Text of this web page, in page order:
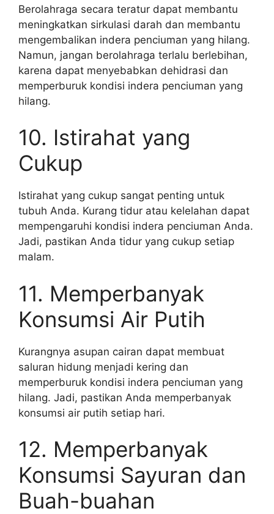
Berolahraga secara teratur dapat membantu
meningkatkan sirkulasi darah dan membantu
mengembalikan indera penciuman yang hilang.
Namun, jangan berolahraga terlalu berlebihan,
karena dapat menyebabkan dehidrasi dan
memperburuk kondisi indera penciuman yang
hilang.
10. Istirahat yang
Cukup
Istirahat yang cukup sangat penting untuk
tubuh Anda. Kurang tidur atau kelelahan dapat
mempengaruhi kondisi indera penciuman Anda.
Jadi, pastikan Anda tidur yang cukup setiap
malam.
11. Memperbanyak
Konsumsi Air Putih
Kurangnya asupan cairan dapat membuat
saluran hidung menjadi kering dan
memperburuk kondisi indera penciuman yang
hilang. Jadi, pastikan Anda memperbanyak
konsumsi air putih setiap hari.
12. Memperbanyak
Konsumsi Sayuran dan
Buah-buahan